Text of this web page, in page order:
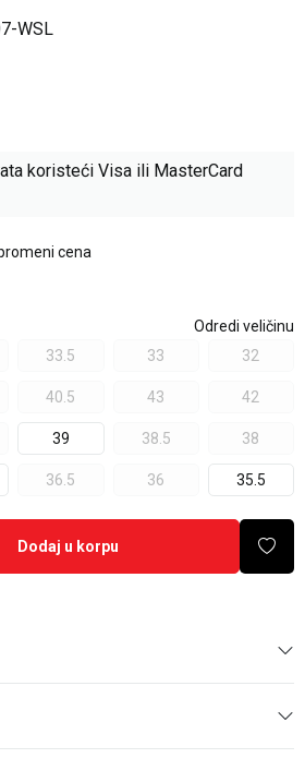
WSL
koristeći Visa ili MasterCard
cena
Odredi veličinu
33.5 33 32
40.5 43 42
39 38.5 38
36.5 36 35.5
Dodaj u korpu